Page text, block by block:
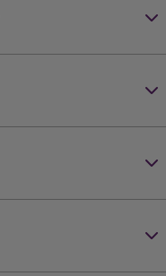
keyboard_arrow_down
keyboard_arrow_down
keyboard_arrow_down
keyboard_arrow_down